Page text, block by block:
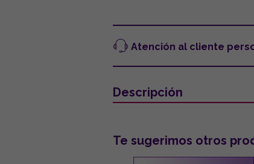
Atención al cliente
Descripción
Te sugerimos otros